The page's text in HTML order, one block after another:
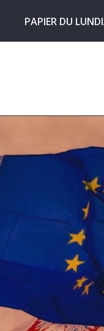
PAPIER DU LUNDI